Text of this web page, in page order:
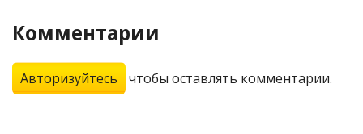
Комментарии
Авторизуйтесь чтобы оставлять комментарии.